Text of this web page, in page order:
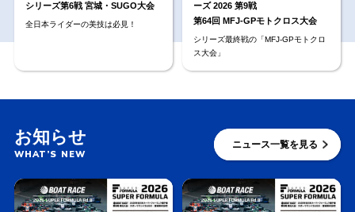
シリーズ第6戦 宮城・SUGO大会
全日本ライダーの美技は必見！
ーズ 2026 第9戦
第64回 MFJ-GPモトクロス大会
シリーズ最終戦の「MFJ-GPモトクロ
ス大会」
お知らせ
WHAT’S NEW
ニュース一覧を見る